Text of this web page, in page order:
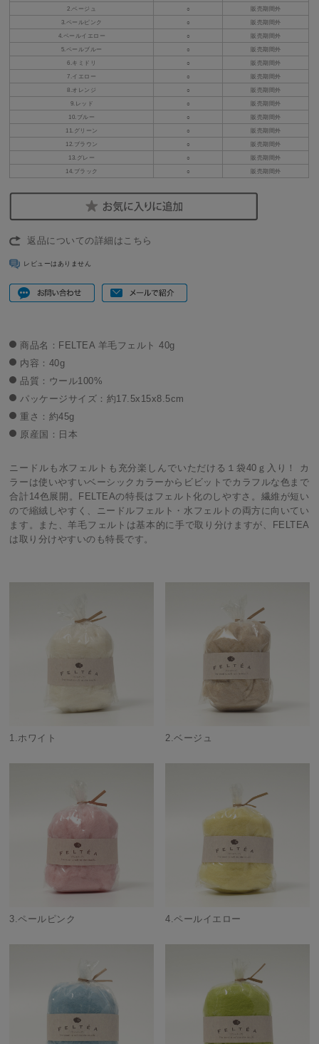
2.ベージュ
○
販売期間外
3.ペールピンク
○
販売期間外
4.ペールイエロー
○
販売期間外
5.ペールブルー
○
販売期間外
6.キミドリ
○
販売期間外
7.イエロー
○
販売期間外
8.オレンジ
○
販売期間外
9.レッド
○
販売期間外
10.ブルー
○
販売期間外
11.グリーン
○
販売期間外
12.ブラウン
○
販売期間外
13.グレー
○
販売期間外
14.ブラック
○ 販売期間外
返品についての詳細はこちら
レビューはありません
商品名：FELTEA 羊毛フェルト 40g
内容：40g
品質：ウール100%
パッケージサイズ：約17.5x15x8.5cm
重さ：約45g
原産国：日本
ニードルも水フェルトも充分楽しんでいただける１袋40ｇ入り！ カ
ラーは使いやすいベーシックカラーからビビットでカラフルな色まで
合計14色展開。FELTEAの特長はフェルト化のしやすさ。繊維が短い
ので縮絨しやすく、ニードルフェルト・水フェルトの両方に向いてい
ます。また、羊毛フェルトは基本的に手で取り分けますが、FELTEA
は取り分けやすいのも特長です。
1.ホワイト 2.ベージュ
3.ペールピンク 4.ペールイエロー